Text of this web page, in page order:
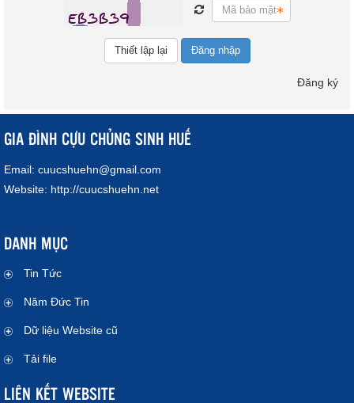
Đăng nhập
Đăng ký
GIA ĐÌNH CỰU CHỦNG SINH HUẾ
Email: cuucshuehn@gmail.com
Website: http://cuucshuehn.net
DANH MỤC
Tin Tức
Năm Đức Tin
Dữ liệu Website cũ
Tải file
LIÊN KẾT WEBSITE